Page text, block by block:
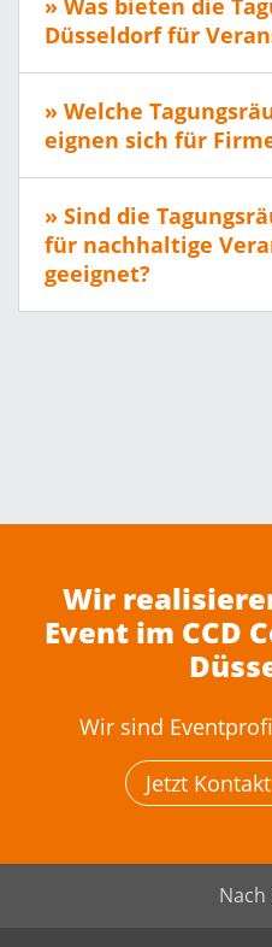
» Was bieten die
Düsseldorf für
» Welche
eignen sich für
» Sind die
für nachhaltige
geeignet?
Wir
Event im CCD
Wir sind
Jetzt
Nach